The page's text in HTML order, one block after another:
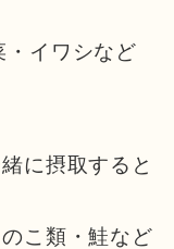
・イワシなど
に摂取すると
こ類・鮭など